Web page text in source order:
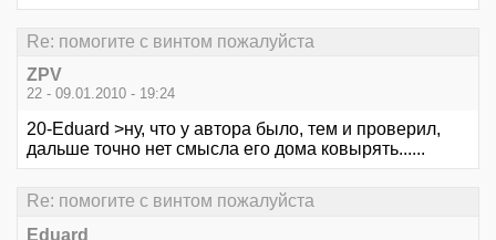
Re: помогите с винтом пожалуйста
ZPV
22 - 09.01.2010 - 19:24
20-Eduard >ну, что у автора было, тем и проверил,
дальше точно нет смысла его дома ковырять......
Re: помогите с винтом пожалуйста
Eduard